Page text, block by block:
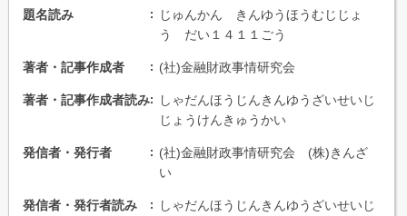
題名読み
じゅんかん きんゆうほうむじじょ
う だい１４１１ごう
著者・記事作成者 (社)金融財政事情研究会
著者・記事作成者読み
しゃだんほうじんきんゆうざいせいじ
じょうけんきゅうかい
発信者・発行者
(社)金融財政事情研究会 (株)きんざ
い
発信者・発行者読み
しゃだんほうじんきんゆうざいせいじ